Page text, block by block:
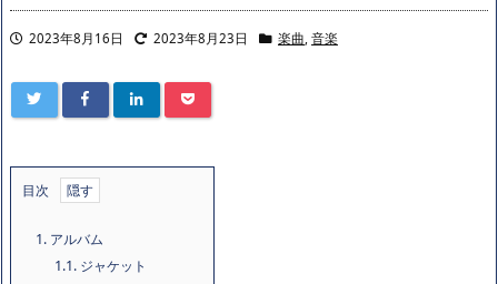
2023年8月16日 2023年8月23日 楽曲, 音楽
目次
1. アルバム
1.1. ジャケット